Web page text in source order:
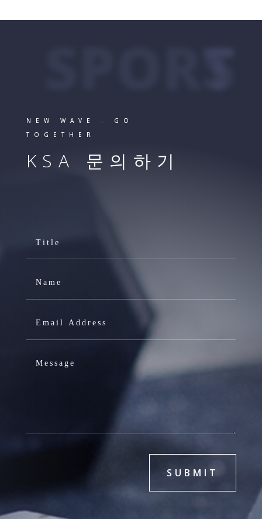
SPORTS
NEW WAVE . GO
TOGETHER
KSA 문의하기
SUBMIT